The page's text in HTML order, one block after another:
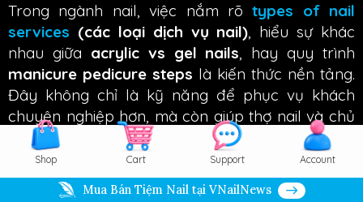
Trong ngành nail, việc nắm rõtypes of nail
services (các loại dịch vụ nail), hiểu sự khác
nhau giữa acrylic vs gel nails, hay quy trình
manicure pedicure steps là kiến thức nền tảng.
Đây không chỉ là kỹ năng để phục vụ khách
chuyên nghiệp hơn, mà còn giúp thợ nail và chủ
tiệm xây dựng
nail salon service menu
rõ ràng,
dễ upsell và quản lý hiệu quả. Bài viết này tổng
hợp các dịch vụ chính trongtiệm nail tại Mỹ, kèm
Shop Cart Support Account
Mua Bán Tiệm Nail tại VNailNews